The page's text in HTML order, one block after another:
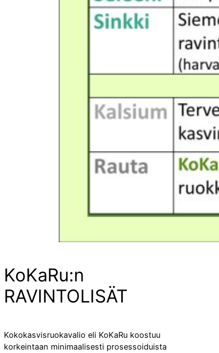
KoKaRu:n
RAVINTOLISÄT
Kokokasvisruokavalio eli KoKaRu koostuu
korkeintaan minimaalisesti prosessoiduista